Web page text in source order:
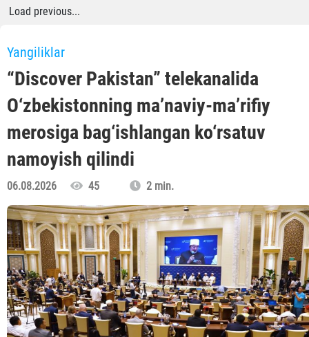
Load previous...
Yangiliklar
“Discover Pakistan” telekanalida
O‘zbekistonning ma’naviy-ma’rifiy
merosiga bag‘ishlangan ko‘rsatuv
namoyish qilindi
06.08.2026 45 2 min.